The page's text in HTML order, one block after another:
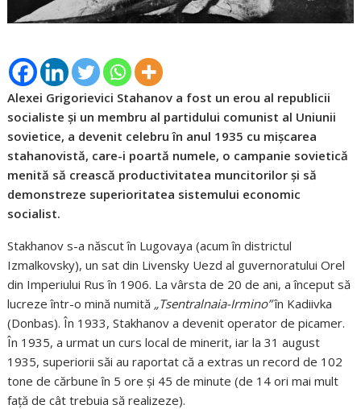
Alexei Grigorievici Stahanov a fost un erou al republicii
socialiste și un membru al partidului comunist al Uniunii
sovietice, a devenit celebru în anul 1935 cu mișcarea
stahanovistă, care-i poartă numele, o campanie sovietică
menită să crească productivitatea muncitorilor și să
demonstreze superioritatea sistemului economic
socialist.
Stakhanov s-a născut în Lugovaya (acum în districtul
Izmalkovsky), un sat din Livensky Uezd al guvernoratului Orel
din Imperiului Rus în 1906. La vârsta de 20 de ani, a început să
lucreze într-o mină numită „Tsentralnaia-Irmino”în Kadiivka
(Donbas). În 1933, Stakhanov a devenit operator de picamer.
În 1935, a urmat un curs local de minerit, iar la 31 august
1935, superiorii săi au raportat că a extras un record de 102
tone de cărbune în 5 ore și 45 de minute (de 14 ori mai mult
față de cât trebuia să realizeze).